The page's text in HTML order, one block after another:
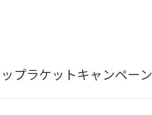
プラケットキャンペーン